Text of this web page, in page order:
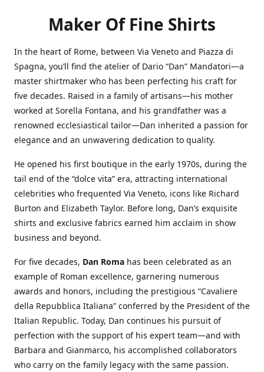
Maker Of Fine Shirts
In the heart of Rome, between Via Veneto and Piazza di
Spagna, you’ll find the atelier of Dario “Dan” Mandatori—a
master shirtmaker who has been perfecting his craft for
five decades. Raised in a family of artisans—his mother
worked at Sorella Fontana, and his grandfather was a
renowned ecclesiastical tailor—Dan inherited a passion for
elegance and an unwavering dedication to quality.
He opened his first boutique in the early 1970s, during the
tail end of the “dolce vita” era, attracting international
celebrities who frequented Via Veneto, icons like Richard
Burton and Elizabeth Taylor. Before long, Dan’s exquisite
shirts and exclusive fabrics earned him acclaim in show
business and beyond.
For five decades, Dan Roma has been celebrated as an
example of Roman excellence, garnering numerous
awards and honors, including the prestigious “Cavaliere
della Repubblica Italiana” conferred by the President of the
Italian Republic. Today, Dan continues his pursuit of
perfection with the support of his expert team—and with
Barbara and Gianmarco, his accomplished collaborators
who carry on the family legacy with the same passion.